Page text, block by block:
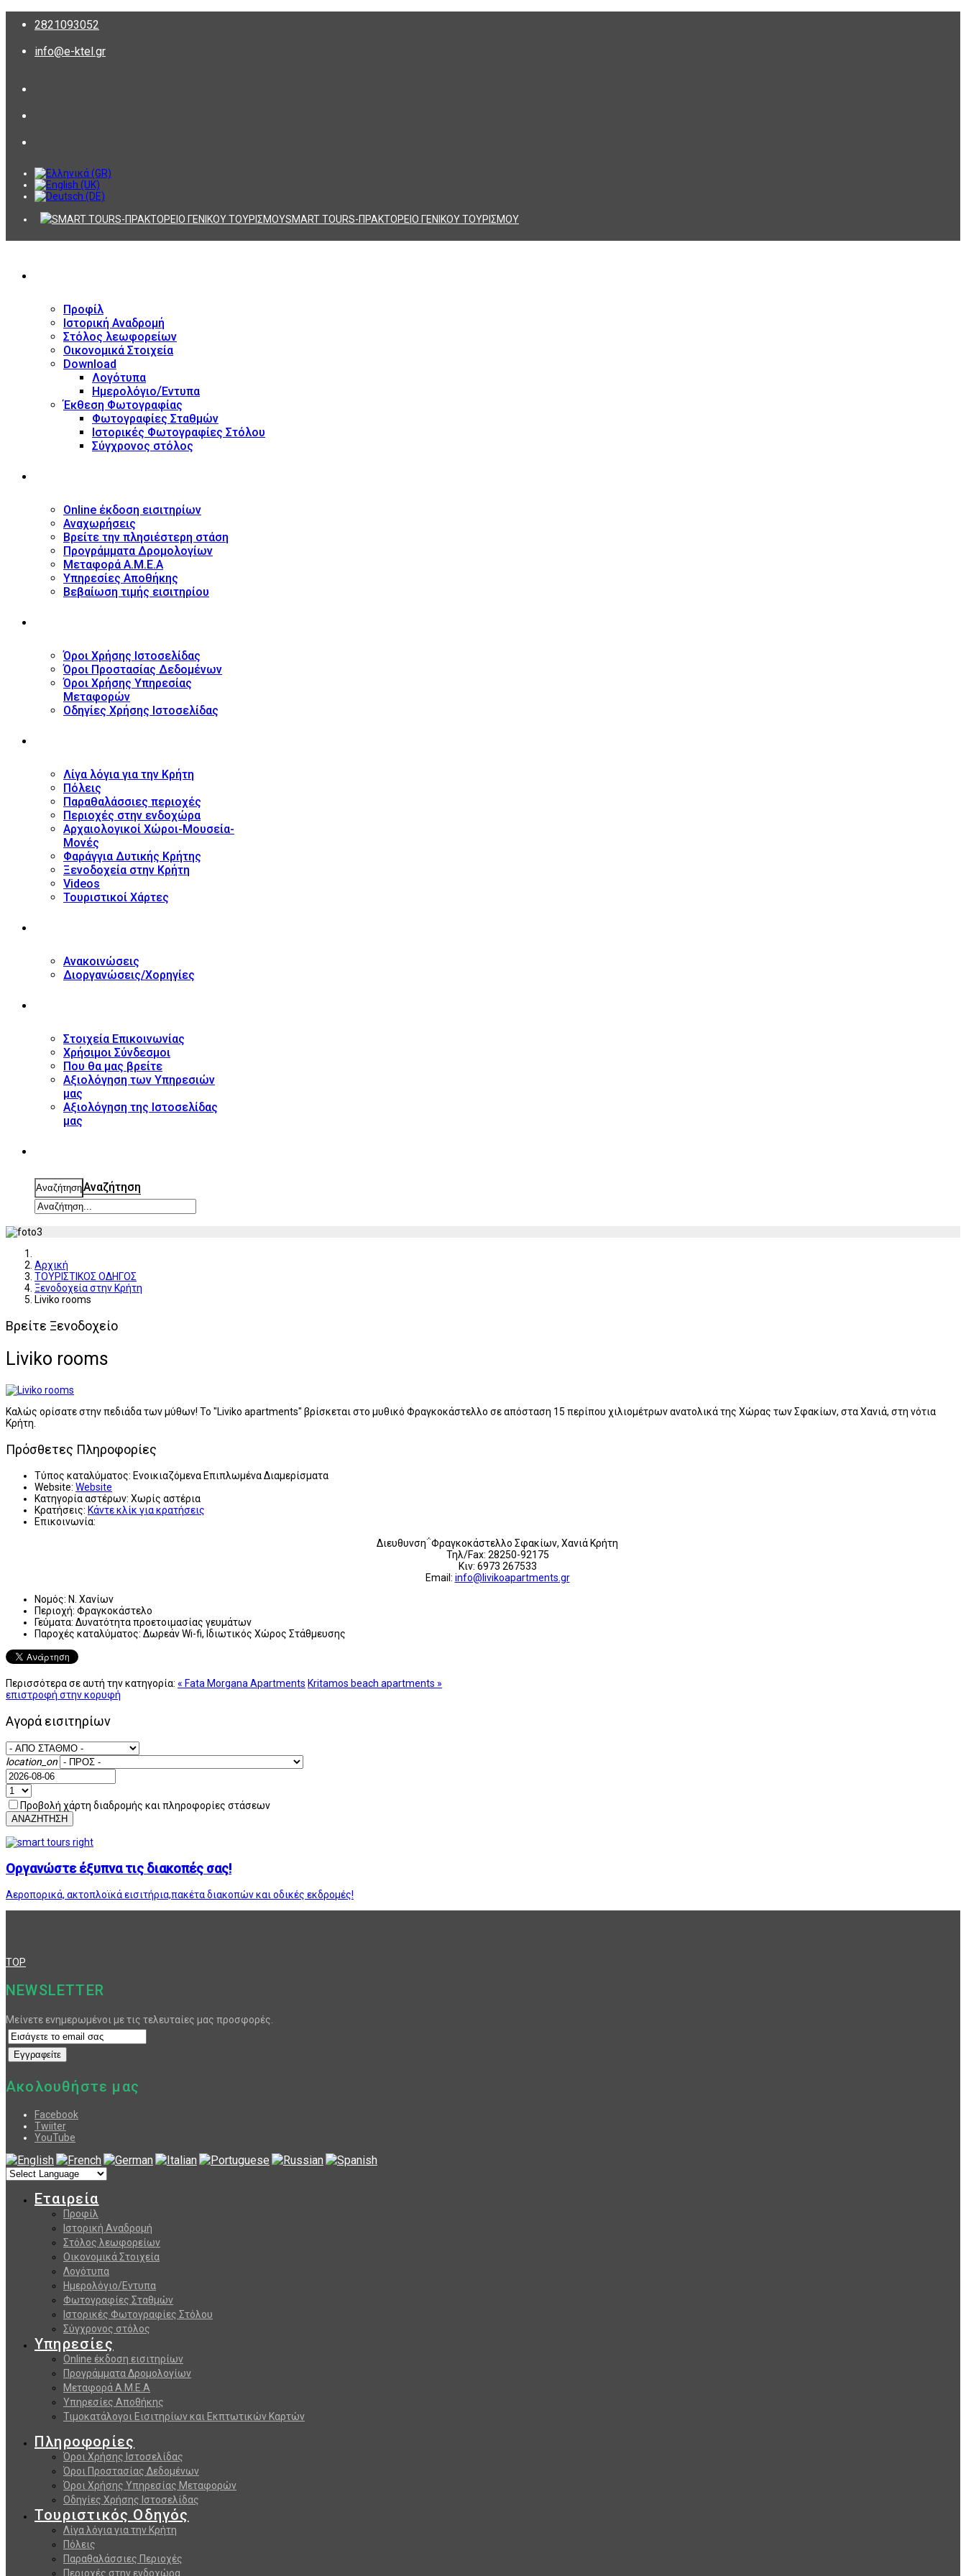
2821093052
info@e-ktel.gr
SMART TOURS-ΠΡΑΚΤΟΡΕΙΟ ΓΕΝΙΚΟΥ ΤΟΥΡΙΣΜΟΥ
Προφίλ
Ιστορική Αναδρομή
Στόλος λεωφορείων
Οικονομικά Στοιχεία
Download
Λογότυπα
Ημερολόγιο/Έντυπα
Έκθεση Φωτογραφίας
Φωτογραφίες Σταθμών
Ιστορικές Φωτογραφίες Στόλου
Σύγχρονος στόλος
Online έκδοση εισιτηρίων
Αναχωρήσεις
Βρείτε την πλησιέστερη στάση
Προγράμματα Δρομολογίων
Μεταφορά Α.Μ.Ε.Α
Υπηρεσίες Αποθήκης
Βεβαίωση τιμής εισιτηρίου
Όροι Χρήσης Ιστοσελίδας
Όροι Προστασίας Δεδομένων
Όροι Χρήσης Υπηρεσίας
Μεταφορών
Οδηγίες Χρήσης Ιστοσελίδας
Λίγα λόγια για την Κρήτη
Πόλεις
Παραθαλάσσιες περιοχές
Περιοχές στην ενδοχώρα
Αρχαιολογικοί Χώροι-Μουσεία-
Μονές
Φαράγγια Δυτικής Κρήτης
Ξενοδοχεία στην Κρήτη
Videos
Τουριστικοί Χάρτες
Ανακοινώσεις
Διοργανώσεις/Χορηγίες
Στοιχεία Επικοινωνίας
Χρήσιμοι Σύνδεσμοι
Που θα μας βρείτε
Αξιολόγηση των Υπηρεσιών
μας
Αξιολόγηση της Ιστοσελίδας
μας
ΑναζήτησηΑναζήτηση
Αρχική
ΤΟΥΡΙΣΤΙΚΟΣ ΟΔΗΓΟΣ
Ξενοδοχεία στην Κρήτη
Liviko rooms
Βρείτε Ξενοδοχείο
Liviko rooms
Καλώς ορίσατε στην πεδιάδα των μύθων! Το "Liviko apartments" βρίσκεται στο μυθικό Φραγκοκάστελλο σε απόσταση 15 περίπου χιλιομέτρων ανατολικά της Χώρας των Σφακίων, στα Χανιά, στη νότια
Κρήτη.
Πρόσθετες Πληροφορίες
Τύπος καταλύματος: Ενοικιαζόμενα Επιπλωμένα Διαμερίσματα
Website: Website
Κατηγορία αστέρων: Χωρίς αστέρια
Κρατήσεις: Κάντε κλίκ για κρατήσεις
Επικοινωνία:
Διευθυνση΅Φραγκοκάστελλο Σφακίων, Χανιά Κρήτη
Τηλ/Fax: 28250-92175
Κιν: 6973 267533
Email: info@livikoapartments.gr
Νομός: Ν. Χανίων
Περιοχή: Φραγκοκάστελο
Γεύματα: Δυνατότητα προετοιμασίας γευμάτων
Παροχές καταλύματος: Δωρεάν Wi-fi, Ιδιωτικός Χώρος Στάθμευσης
Περισσότερα σε αυτή την κατηγορία: « Fata Morgana Apartments Kritamos beach apartments »
επιστροφή στην κορυφή
Αγορά εισιτηρίων
location_on
Προβολή χάρτη διαδρομής και πληροφορίες στάσεων
ΑΝΑΖΗΤΗΣΗ
Οργανώστε έξυπνα τις διακοπές σας!
Αεροπορικά, ακτοπλοϊκά εισιτήρια,πακέτα διακοπών και οδικές εκδρομές!
TOP
NEWSLETTER
Μείνετε ενημερωμένοι με τις τελευταίες μας προσφορές.
Ακολουθήστε μας
Facebook
Twiiter
YouTube
Εταιρεία
Προφίλ
Ιστορική Αναδρομή
Στόλος λεωφορείων
Οικονομικά Στοιχεία
Λογότυπα
Ημερολόγιο/Εντυπα
Φωτογραφίες Σταθμών
Ιστορικές Φωτογραφίες Στόλου
Σύγχρονος στόλος
Υπηρεσίες
Online έκδοση εισιτηρίων
Προγράμματα Δρομολογίων
Μεταφορά Α.Μ.Ε.Α
Υπηρεσίες Αποθήκης
Τιμοκατάλογοι Εισιτηρίων και Εκπτωτικών Καρτών
Πληροφορίες
Όροι Χρήσης Ιστοσελίδας
Όροι Προστασίας Δεδομένων
Όροι Χρήσης Υπηρεσίας Μεταφορών
Οδηγίες Χρήσης Ιστοσελίδας
Τουριστικός Οδηγός
Λίγα λόγια για την Κρήτη
Πόλεις
Παραθαλάσσιες Περιοχές
Περιοχές στην ενδοχώρα